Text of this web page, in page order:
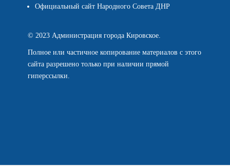
Официальный сайт Народного Совета ДНР
© 2023 Администрация города Кировское.
Полное или частичное копирование материалов с этого
сайта разрешено только при наличии прямой
гиперссылки.